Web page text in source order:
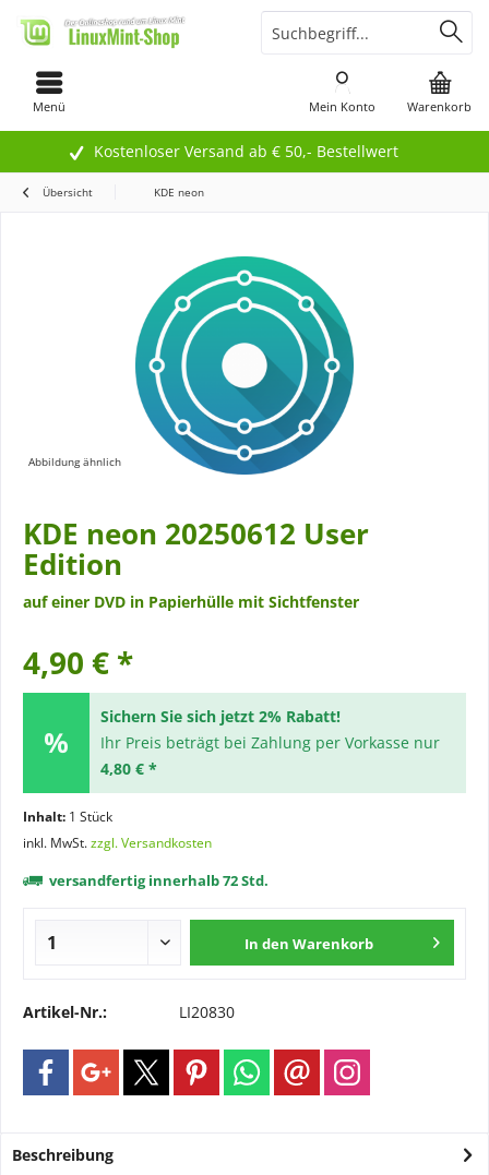
Kostenloser Versand ab € 50,- Bestellwert
Menü Warenkorb
Mein Konto
Übersicht KDE neon
Abbildung ähnlich
KDE neon 20250612 User
Edition
auf einer DVD in Papierhülle mit Sichtfenster
4,90 € *
Sichern Sie sich jetzt 2% Rabatt!
Ihr Preis beträgt bei Zahlung per Vorkasse nur
4,80 € *
Inhalt: 1 Stück
inkl. MwSt.zzgl. Versandkosten
versandfertig innerhalb 72 Std.
In den Warenkorb
Artikel-Nr.: LI20830
Beschreibung